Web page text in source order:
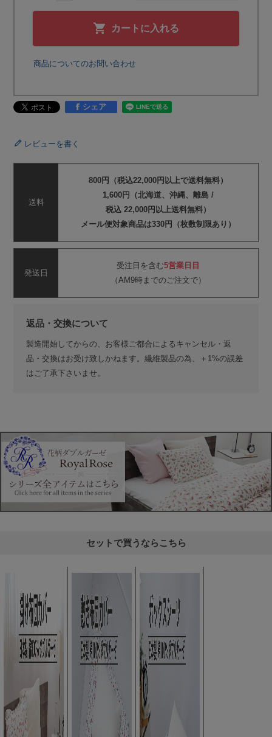
カートに入れる
商品についてのお問い合わせ
シェア
レビューを書く
送料
800円（税込22,000円以上で送料無料）
1,600円（北海道、沖縄、離島 /
税込 22,000円以上送料無料）
メール便対象商品は330円（枚数制限あり）
発送日
受注日を含む5営業日目
（AM9時までのご注文で）
返品・交換について
製造開始してからの、お客様ご都合によるキャンセル・返
品・交換はお受け致しかねます。繊維製品の為、＋1%の誤差
はご了承下さいませ。
セットで買うならこちら